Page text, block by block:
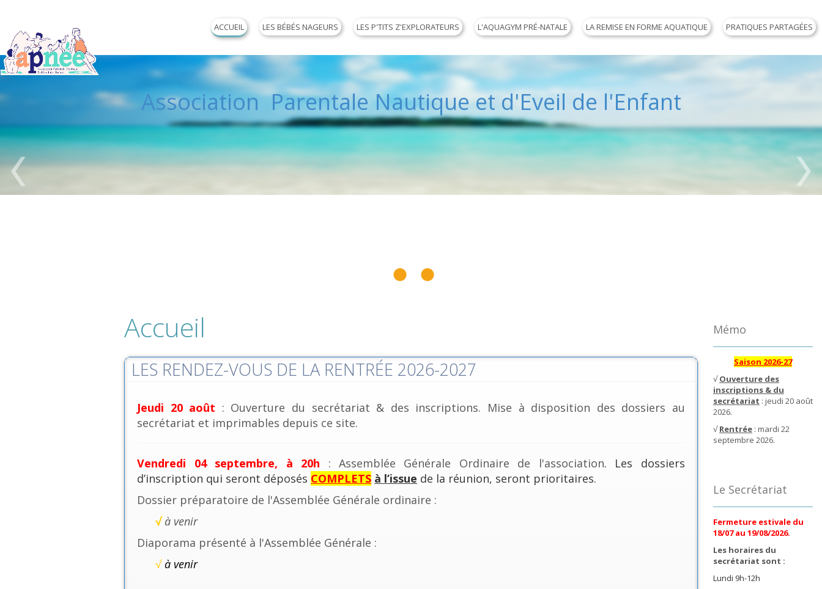
ACCUEIL LES BÉBÉS NAGEURS LES P'TITS Z'EXPLORATEURS L'AQUAGYM PRÉ-NATALE LA REMISE EN FORME AQUATIQUE PRATIQUES PARTAGÉES
Association Parentale Nautique et d'Eveil de l'Enfant
Accueil
LES RENDEZ-VOUS DE LA RENTRÉE 2026-2027
Jeudi 20 août : Ouverture du secrétariat & des inscriptions. Mise à disposition des dossiers au
secrétariat et imprimables depuis ce site.
Vendredi 04 septembre, à 20h : Assemblée Générale Ordinaire de l'association. Les dossiers
d’inscription qui seront déposés COMPLETS à l’issue de la réunion, seront prioritaires.
Dossier préparatoire de l'Assemblée Générale ordinaire :
√ à venir
Diaporama présenté à l'Assemblée Générale :
√à venir
Mémo
Saison 2026-27
√Ouverture des
inscriptions & du
secrétariat : jeudi 20 août
2026.
√Rentrée: mardi 22
septembre 2026.
Le Secrétariat
Fermeture estivale du
18/07 au 19/08/2026.
Les horaires du
secrétariat sont :
Lundi 9h-12h